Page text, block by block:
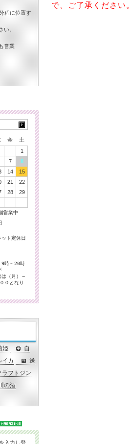
で、ご了承ください。
程に位置す
い。
営業
金
土
1
7
8
14
15
21
22
28
29
営業中
ト定休日
9時～20時
（月）～
０となり
姫
自
イカ
送
フトジン
の酒
入力し登